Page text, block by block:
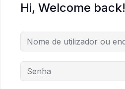
Hi, Welcome back!
Remember me